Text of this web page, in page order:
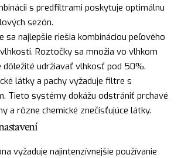
s predfiltrami poskytuje optimálnu
sezón.
sa najlepšie riešia kombináciou peľového
Roztočky sa množia vo vlhkom
udržiavať vlhkosť pod 50%.
látky a pachy vyžaduje filtre s
Tieto systémy dokážu odstrániť prchavé
a rôzne chemické znečisťujúce látky.
vyžaduje najintenzívnejšie používanie